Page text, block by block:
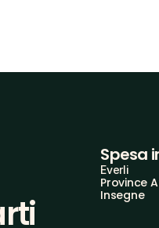
Spesa
Everli
Province
Insegne